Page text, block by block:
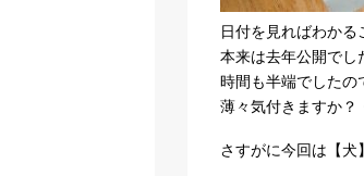
日付を見ればわかる
本来は去年公開でし
時間も半端でしたの
薄々気付きますか？
さすがに今回は【犬